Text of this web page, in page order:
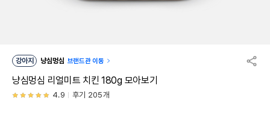
강아지 냥심멍심 브랜드관 이동
냥심멍심 리얼미트 치킨 180g 모아보기
4.9 후기 205개